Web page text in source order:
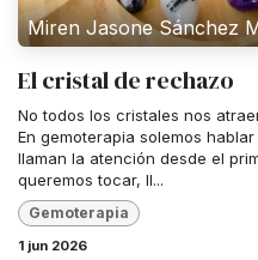
Miren Jasone Sánchez
El cristal de rechazo
No todos los cristales nos
En gemoterapia solemos
llaman la atención desde el
queremos tocar, ll...
Gemoterapia
1 jun 2026